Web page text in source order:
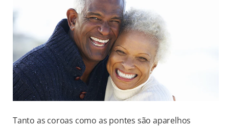
PARA PROFISSIONAIS
Tanto as coroas como as pontes são aparelhos